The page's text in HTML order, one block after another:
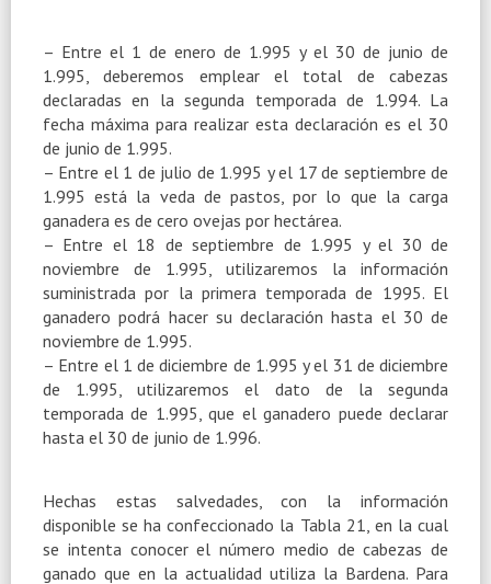
– Entre el 1 de enero de 1.995 y el 30 de junio de
1.995, deberemos emplear el total de cabezas
declaradas en la segunda temporada de 1.994. La
fecha máxima para realizar esta declaración es el 30
de junio de 1.995.
– Entre el 1 de julio de 1.995 y el 17 de septiembre de
1.995 está la veda de pastos, por lo que la carga
ganadera es de cero ovejas por hectárea.
– Entre el 18 de septiembre de 1.995 y el 30 de
noviembre de 1.995, utilizaremos la información
suministrada por la primera temporada de 1995. El
ganadero podrá hacer su declaración hasta el 30 de
noviembre de 1.995.
– Entre el 1 de diciembre de 1.995 y el 31 de diciembre
de 1.995, utilizaremos el dato de la segunda
temporada de 1.995, que el ganadero puede declarar
hasta el 30 de junio de 1.996.
Hechas estas salvedades, con la información
disponible se ha confeccionado la Tabla 21, en la cual
se intenta conocer el número medio de cabezas de
ganado que en la actualidad utiliza la Bardena. Para